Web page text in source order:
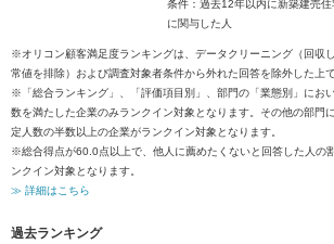
条件：過去12年以内に新築建売
に関与した人
※オリコン顧客満足度ランキングは、データクリーニング（回収
常値を排除）および調査対象者条件から外れた回答を除外した上
※「総合ランキング」、「評価項目別」、部門の「業態別」にお
数を満たした企業のみランクイン対象となります。その他の部門
定人数の半数以上の企業がランクイン対象となります。
※総合得点が60.0点以上で、他人に薦めたくないと回答した人の
ンクイン対象となります。
≫ 詳細はこちら
過去ランキング